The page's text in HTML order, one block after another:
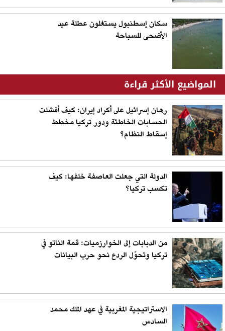
سكان إسطنبول يستغلون عطلة عيد
الأضحى للسباحة
المواضيع الأكثر قراءة
رهان إسرائيل على أكراد إيران: كيف أفشلت
الحسابات الخاطئة ودور تركيا مخطط
إسقاط النظام؟
الدولة التي جعلت العاصفة خلفها: كيف
تكسب تركيا؟
من الدبابات إلى الخوارزميات: قمة الناتو في
تركيا وتحوّل الردع نحو حرب البيانات
الاستراتيجية المغربية في عهد الملك محمد
السادس